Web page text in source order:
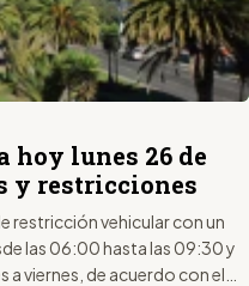
hoy lunes 26 de
y restricciones
restricción vehicular con un
las 06:00 hasta las 09:30 y
a viernes, de acuerdo con el